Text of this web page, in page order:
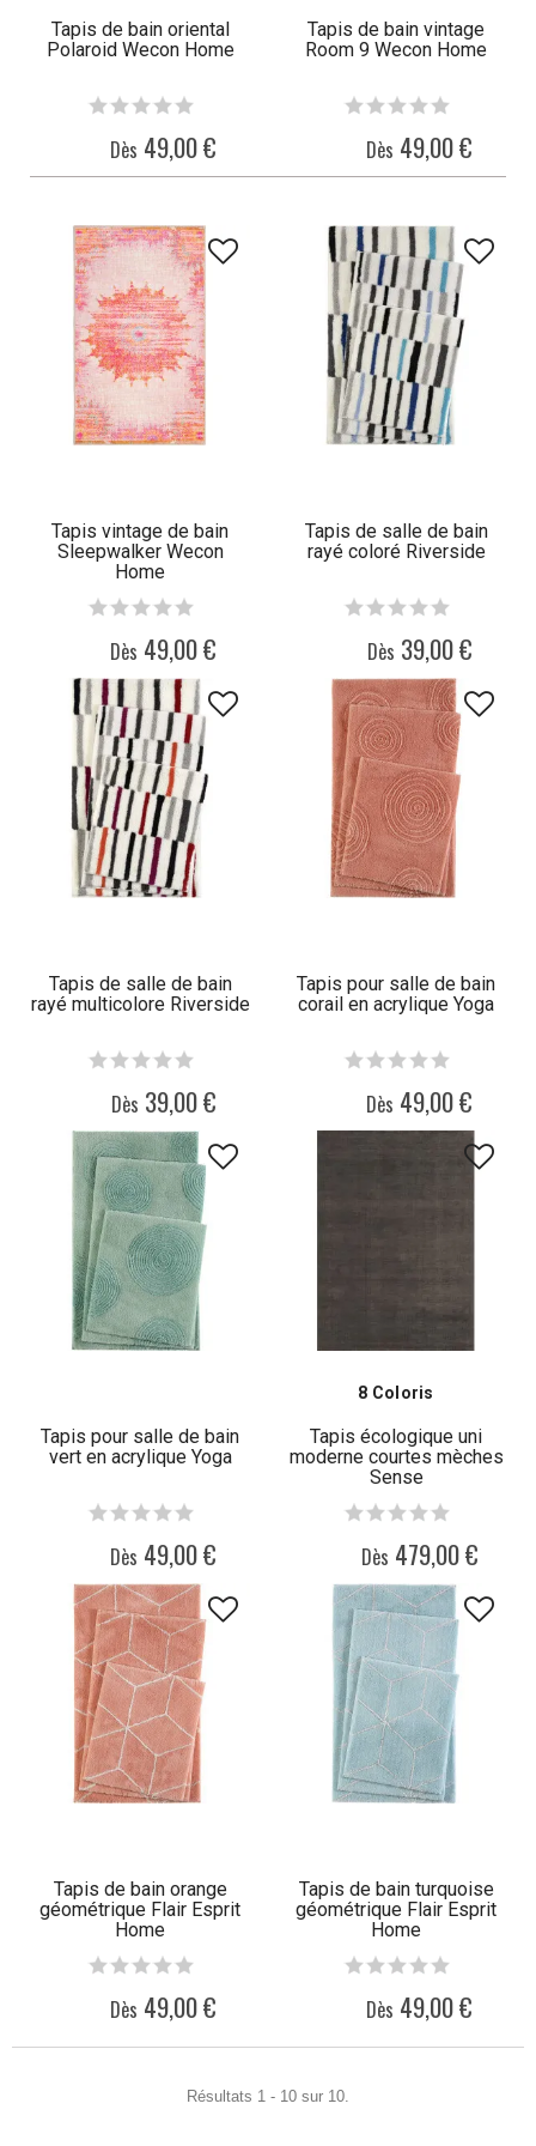
Tapis de bain oriental
Polaroid Wecon Home
Dès 49,00 €
Tapis de bain vintage
Room 9 Wecon Home
Dès 49,00 €
Tapis vintage de bain
Sleepwalker Wecon
Home
Dès 49,00 €
Tapis de salle de bain
rayé coloré Riverside
Dès 39,00 €
Tapis de salle de bain
rayé multicolore Riverside
Dès 39,00 €
Tapis pour salle de bain
corail en acrylique Yoga
Dès 49,00 €
Tapis pour salle de bain
vert en acrylique Yoga
Dès 49,00 €
8 Coloris
Tapis écologique uni
moderne courtes mèches
Sense
Dès 479,00 €
Tapis de bain orange
géométrique Flair Esprit
Home
Dès 49,00 €
Tapis de bain turquoise
géométrique Flair Esprit
Home
Dès 49,00 €
Résultats 1 - 10 sur 10.